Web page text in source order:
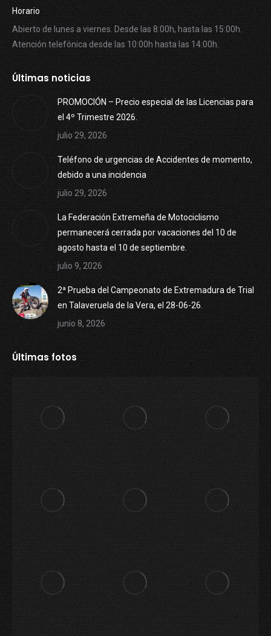
Horario
Abierto de lunes a viernes. Desde las 8:00h, hasta las 15:00h.
Atención telefónica desde las 10:00h hasta las 14:00h.
Últimas noticias
PROMOCIÓN – Precio especial de las Licencias para
el 4º Trimestre 2026.
julio 29, 2026
Teléfono de urgencias de Accidentes de momento,
debido a una incidencia
julio 29, 2026
La Federación Extremeña de Motociclismo
permanecerá cerrada por vacaciones del 10 de
agosto hasta el 10 de septiembre.
julio 9, 2026
2ª Prueba del Campeonato de Extremadura de Trial
en Talaveruela de la Vera, el 28-06-26.
junio 8, 2026
Últimas fotos